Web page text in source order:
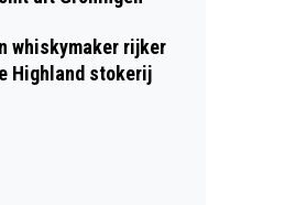
whiskymaker rijker
Highland stokerij